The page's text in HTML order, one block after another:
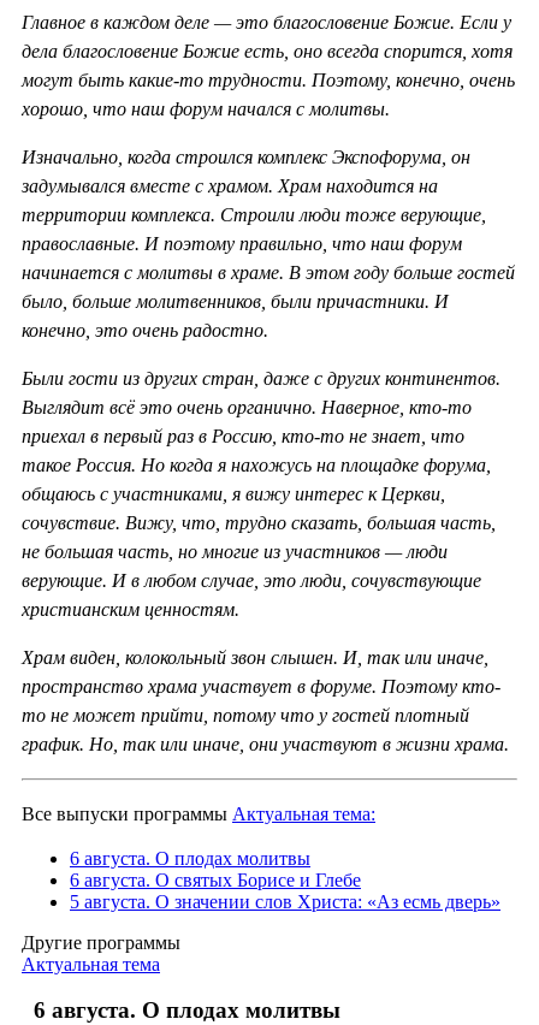
Главное в каждом деле — это благословение Божие. Если у
дела благословение Божие есть, оно всегда спорится, хотя
могут быть какие-то трудности. Поэтому, конечно, очень
хорошо, что наш форум начался с молитвы.
Изначально, когда строился комплекс Экспофорума, он
задумывался вместе с храмом. Храм находится на
территории комплекса. Строили люди тоже верующие,
православные. И поэтому правильно, что наш форум
начинается с молитвы в храме. В этом году больше гостей
было, больше молитвенников, были причастники. И
конечно, это очень радостно.
Были гости из других стран, даже с других континентов.
Выглядит всё это очень органично. Наверное, кто-то
приехал в первый раз в Россию, кто-то не знает, что
такое Россия. Но когда я нахожусь на площадке форума,
общаюсь с участниками, я вижу интерес к Церкви,
сочувствие. Вижу, что, трудно сказать, большая часть,
не большая часть, но многие из участников — люди
верующие. И в любом случае, это люди, сочувствующие
христианским ценностям.
Храм виден, колокольный звон слышен. И, так или иначе,
пространство храма участвует в форуме. Поэтому кто-
то не может прийти, потому что у гостей плотный
график. Но, так или иначе, они участвуют в жизни храма.
Все выпуски программы Актуальная тема:
6 августа. О плодах молитвы
6 августа. О святых Борисе и Глебе
5 августа. О значении слов Христа: «Аз есмь дверь»
Другие программы
Актуальная тема
6 августа. О плодах молитвы